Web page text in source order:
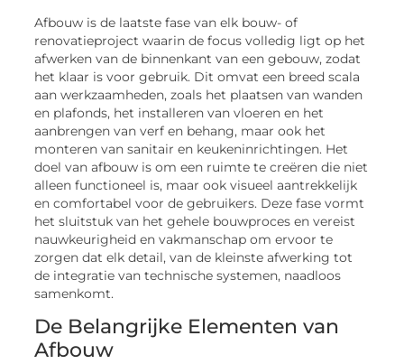
Afbouw is de laatste fase van elk bouw- of
renovatieproject waarin de focus volledig ligt op het
afwerken van de binnenkant van een gebouw, zodat
het klaar is voor gebruik. Dit omvat een breed scala
aan werkzaamheden, zoals het plaatsen van wanden
en plafonds, het installeren van vloeren en het
aanbrengen van verf en behang, maar ook het
monteren van sanitair en keukeninrichtingen. Het
doel van afbouw is om een ruimte te creëren die niet
alleen functioneel is, maar ook visueel aantrekkelijk
en comfortabel voor de gebruikers. Deze fase vormt
het sluitstuk van het gehele bouwproces en vereist
nauwkeurigheid en vakmanschap om ervoor te
zorgen dat elk detail, van de kleinste afwerking tot
de integratie van technische systemen, naadloos
samenkomt.
De Belangrijke Elementen van
Afbouw